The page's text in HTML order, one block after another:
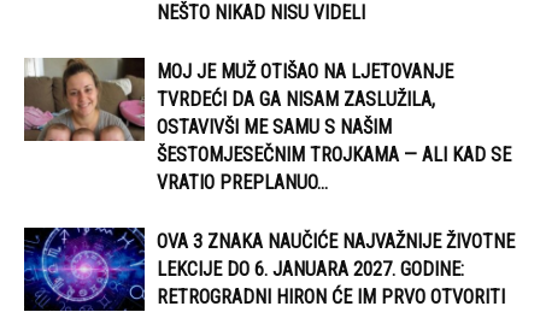
NEŠTO NIKAD NISU VIDELI
MOJ JE MUŽ OTIŠAO NA LJETOVANJE
TVRDEĆI DA GA NISAM ZASLUŽILA,
OSTAVIVŠI ME SAMU S NAŠIM
ŠESTOMJESEČNIM TROJKAMA — ALI KAD SE
VRATIO PREPLANUO...
OVA 3 ZNAKA NAUČIĆE NAJVAŽNIJE ŽIVOTNE
LEKCIJE DO 6. JANUARA 2027. GODINE:
RETROGRADNI HIRON ĆE IM PRVO OTVORITI